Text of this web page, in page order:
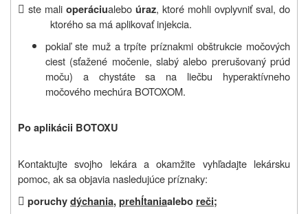
 ste mali operáciualebo úraz, ktoré mohli ovplyvniť sval, do
ktorého sa má aplikovať injekcia.
pokiaľ ste muž a trpíte príznakmi obštrukcie močových
ciest (sťažené močenie, slabý alebo prerušovaný prúd
moču) a chystáte sa na liečbu hyperaktívneho
močového mechúra BOTOXOM.
Po aplikácii BOTOXU
Kontaktujte svojho lekára a okamžite vyhľadajte lekársku
pomoc, ak sa objavia nasledujúce príznaky:
 poruchydýchania,prehĺtaniaalebo reči;